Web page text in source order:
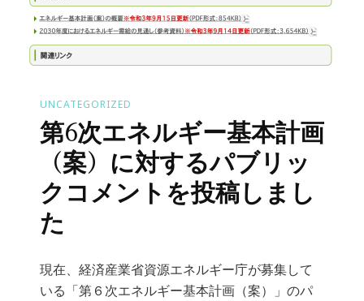
UNCATEGORIZED
第6次エネルギー基本計画
（案）に対するパブリッ
クコメントを投稿しまし
た
現在、経済産業省資源エネルギー庁が募集して
いる「第６次エネルギー基本計画（案）」のパ